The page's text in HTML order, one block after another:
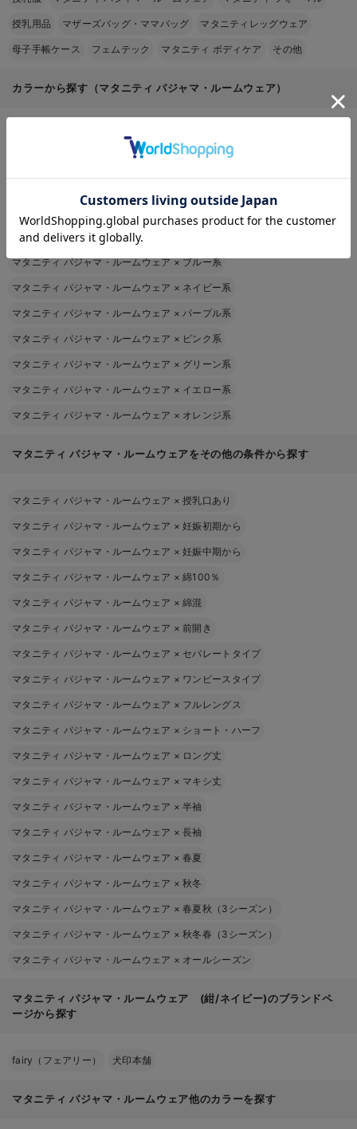
授乳用品 マザーズバッグ・ママバッグ マタニティレッグウェア
母子手帳ケース フェムテック マタニティ ボディケア その他
カラーから探す（マタニティ パジャマ・ルームウェア）
マタニティ パジャマ・ルームウェア
マタニティ パジャマ・ルームウェア ホワイト系
×ベージュ系
マタニティ パジャマ・ルームウェア
マタニティ パジャマ・ルームウェア ×ブルー系
マタニティ パジャマ・ルームウェア × ネイビー系
マタニティ パジャマ・ルームウェア × パープル系
マタニティ パジャマ・ルームウェア × ピンク系
マタニティ パジャマ・ルームウェア × グリーン系
マタニティ パジャマ・ルームウェア × イエロー系
マタニティ パジャマ・ルームウェア × オレンジ系
マタニティ パジャマ・ルームウェアをその他の条件から探す
マタニティ パジャマ・ルームウェア ×授乳口あり
マタニティ パジャマ・ルームウェア ×妊娠初期から
マタニティ パジャマ・ルームウェア ×妊娠中期から
マタニティ パジャマ・ルームウェア ×綿100％
マタニティ パジャマ・ルームウェア ×綿混
マタニティ パジャマ・ルームウェア ×前開き
マタニティ パジャマ・ルームウェア × セパレートタイプ
マタニティ パジャマ・ルームウェア × ワンピースタイプ
マタニティ パジャマ・ルームウェア × フルレングス
マタニティ パジャマ・ルームウェア × ショート・ハーフ
マタニティ パジャマ・ルームウェア × ロング丈
マタニティ パジャマ・ルームウェア × マキシ丈
マタニティ パジャマ・ルームウェア ×半袖
マタニティ パジャマ・ルームウェア ×長袖
マタニティ パジャマ・ルームウェア ×春夏
マタニティ パジャマ・ルームウェア ×秋冬
マタニティ パジャマ・ルームウェア ×春夏秋（3シーズン）
マタニティ パジャマ・ルームウェア ×秋冬春（3シーズン）
マタニティ パジャマ・ルームウェア × オールシーズン
マタニティ パジャマ・ルームウェア (紺/ネイビー)のブランドペ
ージから探す
fairy（フェアリー） 犬印本舗
マタニティ パジャマ・ルームウェア他のカラーを探す
お気に入り商品を確認する